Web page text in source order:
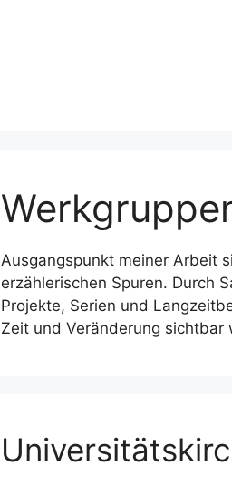
Ausgangspunkt meiner Arbeit
erzählerischen Spuren. Durch
Projekte, Serien und
Zeit und Veränderung sichtbar